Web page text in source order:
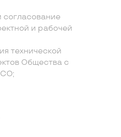
и рабочей
технической
Общества с